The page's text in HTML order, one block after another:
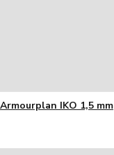
IKO 1,5 mm